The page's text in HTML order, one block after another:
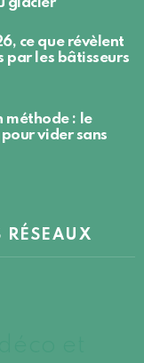
glacier
ce que révèlent
par les bâtisseurs
méthode : le
vider sans
RÉSEAUX